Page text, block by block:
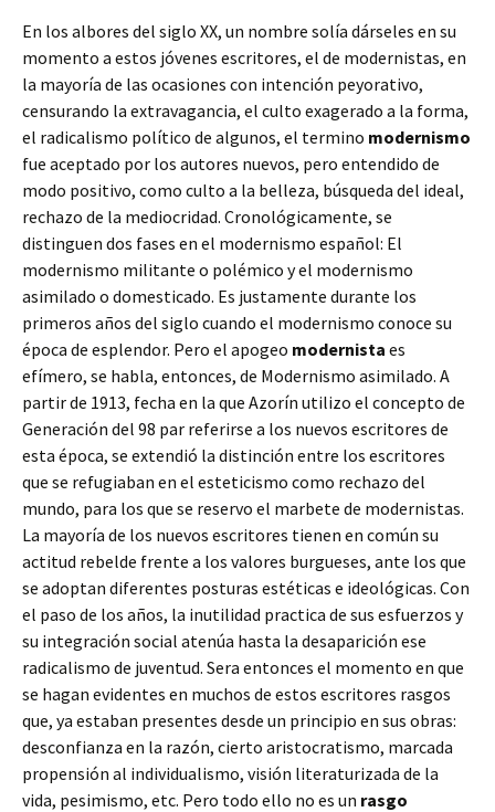
En los albores del siglo XX, un nombre solía dárseles en su
momento a estos jóvenes escritores, el de modernistas, en
la mayoría de las ocasiones con intención peyorativo,
censurando la extravagancia, el culto exagerado a la forma,
el radicalismo político de algunos, el termino modernismo
fue aceptado por los autores nuevos, pero entendido de
modo positivo, como culto a la belleza, búsqueda del ideal,
rechazo de la mediocridad. Cronológicamente, se
distinguen dos fases en el modernismo español: El
modernismo militante o polémico y el modernismo
asimilado o domesticado. Es justamente durante los
primeros años del siglo cuando el modernismo conoce su
época de esplendor. Pero el apogeo modernista es
efímero, se habla, entonces, de Modernismo asimilado. A
partir de 1913, fecha en la que Azorín utilizo el concepto de
Generación del 98 par referirse a los nuevos escritores de
esta época, se extendió la distinción entre los escritores
que se refugiaban en el esteticismo como rechazo del
mundo, para los que se reservo el marbete de modernistas.
La mayoría de los nuevos escritores tienen en común su
actitud rebelde frente a los valores burgueses, ante los que
se adoptan diferentes posturas estéticas e ideológicas. Con
el paso de los años, la inutilidad practica de sus esfuerzos y
su integración social atenúa hasta la desaparición ese
radicalismo de juventud. Sera entonces el momento en que
se hagan evidentes en muchos de estos escritores rasgos
que, ya estaban presentes desde un principio en sus obras:
desconfianza en la razón, cierto aristocratismo, marcada
propensión al individualismo, visión literaturizada de la
vida, pesimismo, etc. Pero todo ello no es un rasgo